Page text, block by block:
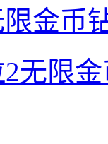
金币
无限